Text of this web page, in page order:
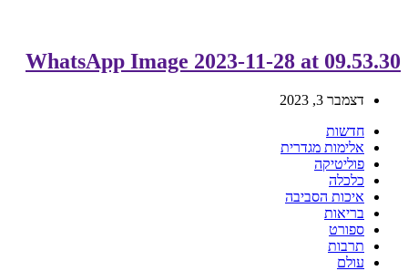
WhatsApp Image 2023-11-28 at 09.53.30
דצמבר 3, 2023
חדשות
אלימות מגדרית
פוליטיקה
כלכלה
איכות הסביבה
בריאות
ספורט
תרבות
עולם